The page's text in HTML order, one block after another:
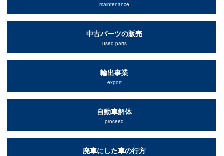
maintenance
中古パーツの販売
used parts
輸出事業
export
自動車解体
proceed
廃車にした車の行方